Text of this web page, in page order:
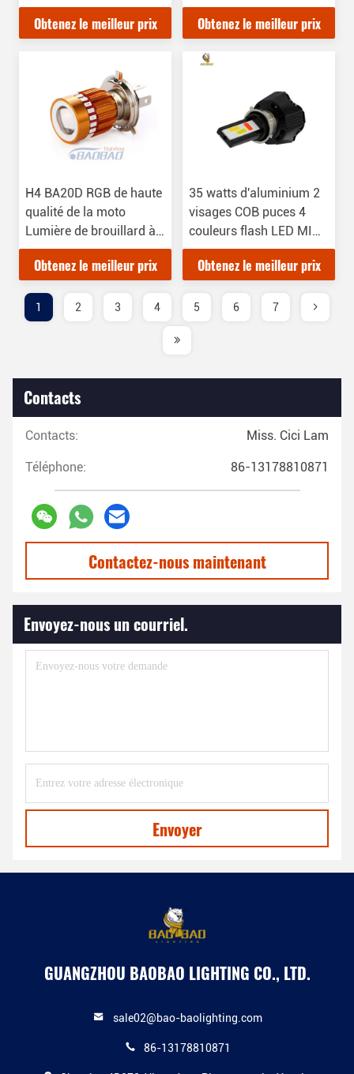
conduite lampe de tête
ampoule pour Kawasaki
Modifié pièces
Obtenez le meilleur prix
IP68 Mini-lampes LED
de moto ampoules
Obtenez le meilleur prix
H4 BA20D RGB de haute
qualité de la moto
Lumière de brouillard à
LED Mini lumières de
conduite phare ampoule
accessoires de voiture
Obtenez le meilleur prix
35 watts d'aluminium 2
visages COB puces 4
couleurs flash LED MINI
Motocycles Lampes
phares LED Lampes LED
Obtenez le meilleur prix
1 2 3 4 5 6 7
Contacts
Contacts: Miss. Cici Lam
Téléphone: 86-13178810871
Contactez-nous maintenant
Envoyez-nous un courriel.
Envoyer
GUANGZHOU BAOBAO LIGHTING CO., LTD.
sale02@bao-baolighting.com
86-13178810871